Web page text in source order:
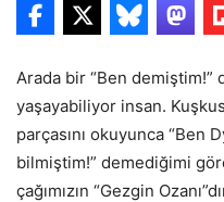
Arada bir “Ben
yaşayabiliyor insan.
parçasını okuyunca “Ben
bilmiştim!” demediğimi
çağımızın “Gezgin